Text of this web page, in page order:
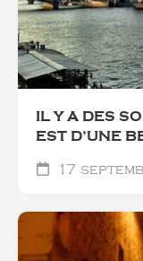
IL Y A DES
EST D’UNE
17